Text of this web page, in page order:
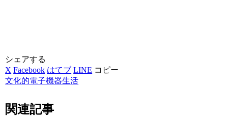
シェアする
X Facebook はてブ LINE コピー
文化的電子機器生活
関連記事